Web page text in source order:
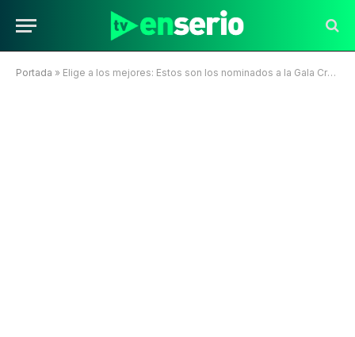
Portada » Elige a los mejores: Estos son los nominados a la Gala Crack Easy 2023